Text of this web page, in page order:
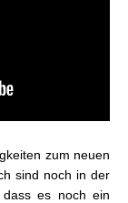
zum neuen
sind noch in der
dass es noch ein